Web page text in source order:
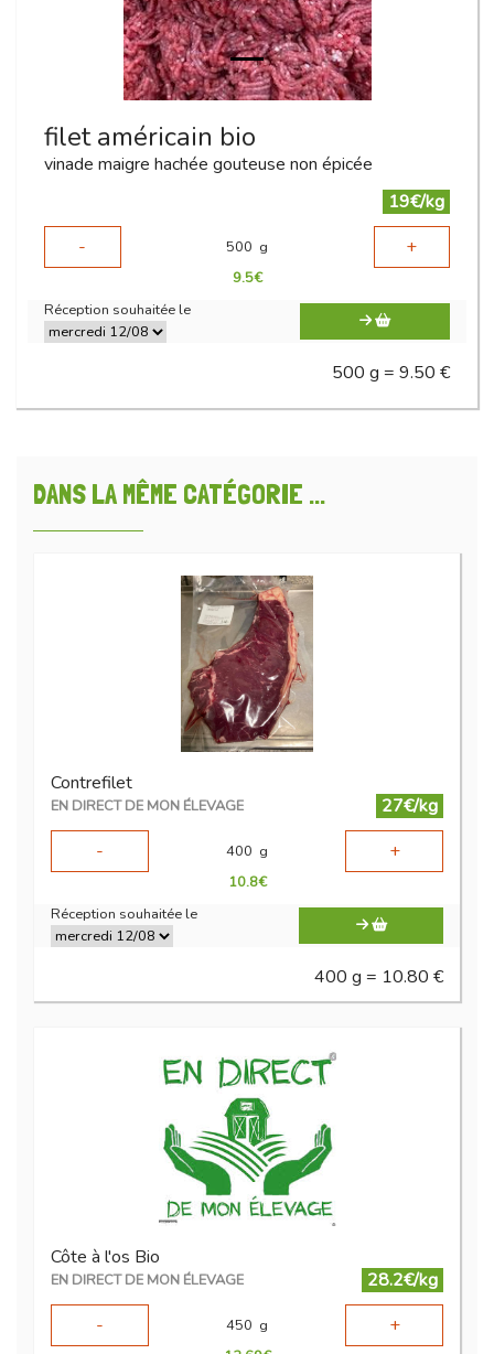
filet américain bio
vinade maigre hachée gouteuse non épicée
19€/kg
-
500 g +
9.5€
Réception souhaitée le
500 g = 9.50 €
DANS LA MÊME CATÉGORIE ...
Contrefilet
EN DIRECT DE MON ÉLEVAGE
27€/kg
-
400 g +
10.8€
Réception souhaitée le
400 g = 10.80 €
Côte à l'os Bio
EN DIRECT DE MON ÉLEVAGE
28.2€/kg
-
450 g +